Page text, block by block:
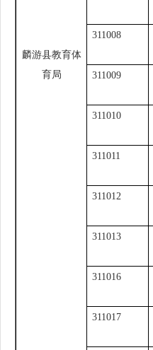
麟游县教育体
育局
311008
311009
311010
311011
311012
311013
311016
311017